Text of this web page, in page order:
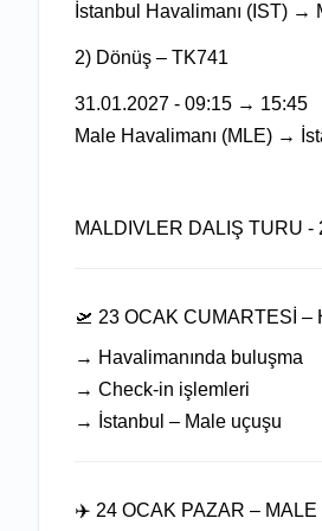
İstanbul Havalimanı (IST) →
2) Dönüş – TK741
31.01.2027 - 09:15 → 15:45
Male Havalimanı (MLE) →
MALDIVLER DALIŞ TURU -
🛫 23 OCAK CUMARTESİ –
→ Havalimanında buluşma
→ Check-in işlemleri
→ İstanbul – Male uçuşu
✈️ 24 OCAK PAZAR –